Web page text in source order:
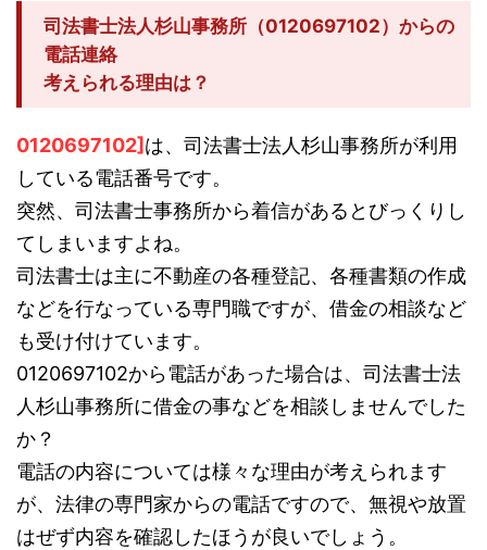
司法書士法人杉山事務所（0120697102）からの
電話連絡
考えられる理由は？
0120697102] は、司法書士法人杉山事務所が利用
している電話番号です。
突然、司法書士事務所から着信があるとびっくりし
てしまいますよね。
司法書士は主に不動産の各種登記、各種書類の作成
などを行なっている専門職ですが、借金の相談など
も受け付けています。
0120697102から電話があった場合は、司法書士法
人杉山事務所に借金の事などを相談しませんでした
か？
電話の内容については様々な理由が考えられます
が、法律の専門家からの電話ですので、無視や放置
はぜず内容を確認したほうが良いでしょう。